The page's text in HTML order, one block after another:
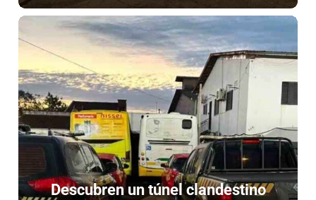
Descubren un túnel clandestino